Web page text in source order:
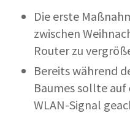
Die erste
zwischen
Router zu
Bereits während
Baumes sollte auf
WLAN-Signal